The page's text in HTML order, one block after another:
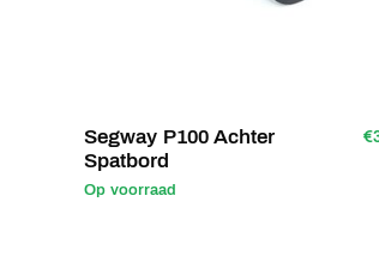
Segway P100 Achter
Spatbord
Op voorraad